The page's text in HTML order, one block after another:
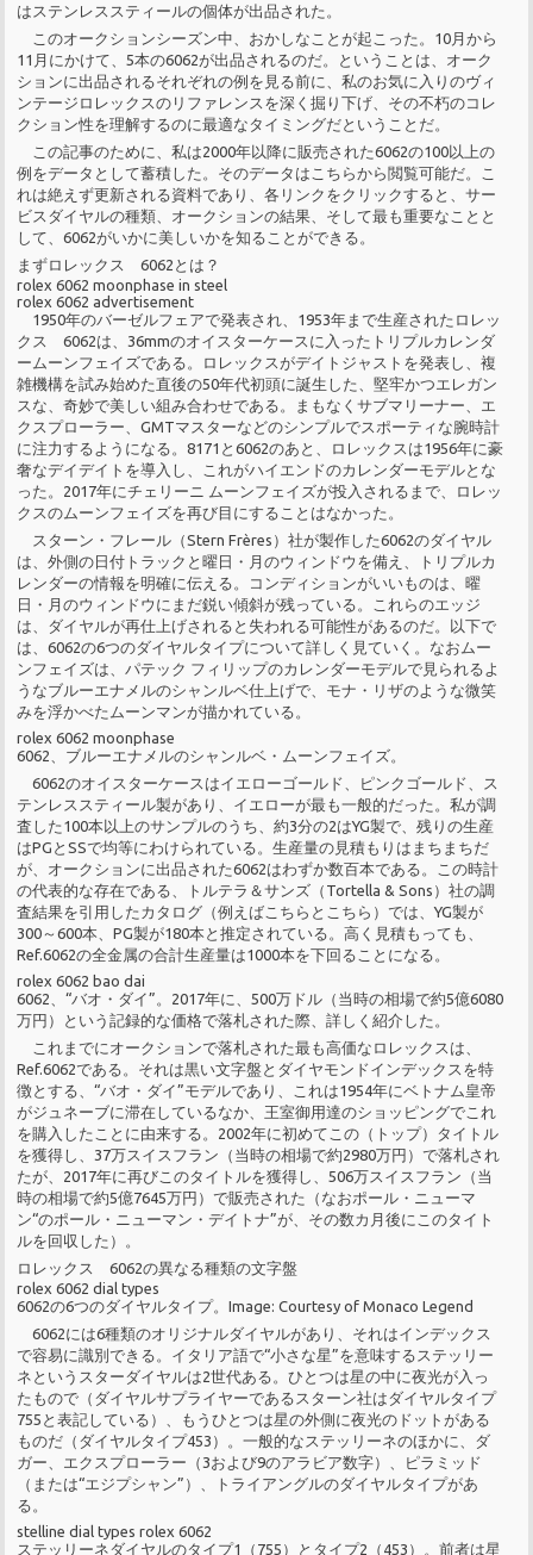
はステンレススティールの個体が出品された。
このオークションシーズン中、おかしなことが起こった。10月から
11月にかけて、5本の6062が出品されるのだ。ということは、オーク
ションに出品されるそれぞれの例を見る前に、私のお気に入りのヴィ
ンテージロレックスのリファレンスを深く掘り下げ、その不朽のコレ
クション性を理解するのに最適なタイミングだということだ。
この記事のために、私は2000年以降に販売された6062の100以上の
例をデータとして蓄積した。そのデータはこちらから閲覧可能だ。こ
れは絶えず更新される資料であり、各リンクをクリックすると、サー
ビスダイヤルの種類、オークションの結果、そして最も重要なことと
して、6062がいかに美しいかを知ることができる。
まずロレックス 6062とは？
rolex 6062 moonphase in steel
rolex 6062 advertisement
1950年のバーゼルフェアで発表され、1953年まで生産されたロレッ
クス 6062は、36mmのオイスターケースに入ったトリプルカレンダ
ームーンフェイズである。ロレックスがデイトジャストを発表し、複
雑機構を試み始めた直後の50年代初頭に誕生した、堅牢かつエレガン
スな、奇妙で美しい組み合わせである。まもなくサブマリーナー、エ
クスプローラー、GMTマスターなどのシンプルでスポーティな腕時計
に注力するようになる。8171と6062のあと、ロレックスは1956年に豪
奢なデイデイトを導入し、これがハイエンドのカレンダーモデルとな
った。2017年にチェリーニ ムーンフェイズが投入されるまで、ロレッ
クスのムーンフェイズを再び目にすることはなかった。
スターン・フレール（Stern Frères）社が製作した6062のダイヤル
は、外側の日付トラックと曜日・月のウィンドウを備え、トリプルカ
レンダーの情報を明確に伝える。コンディションがいいものは、曜
日・月のウィンドウにまだ鋭い傾斜が残っている。これらのエッジ
は、ダイヤルが再仕上げされると失われる可能性があるのだ。以下で
は、6062の6つのダイヤルタイプについて詳しく見ていく。なおムー
ンフェイズは、パテック フィリップのカレンダーモデルで見られるよ
うなブルーエナメルのシャンルベ仕上げで、モナ・リザのような微笑
みを浮かべたムーンマンが描かれている。
rolex 6062 moonphase
6062、ブルーエナメルのシャンルベ・ムーンフェイズ。
6062のオイスターケースはイエローゴールド、ピンクゴールド、ス
テンレススティール製があり、イエローが最も一般的だった。私が調
査した100本以上のサンプルのうち、約3分の2はYG製で、残りの生産
はPGとSSで均等にわけられている。生産量の見積もりはまちまちだ
が、オークションに出品された6062はわずか数百本である。この時計
の代表的な存在である、トルテラ＆サンズ（Tortella & Sons）社の調
査結果を引用したカタログ（例えばこちらとこちら）では、YG製が
300～600本、PG製が180本と推定されている。高く見積もっても、
Ref.6062の全金属の合計生産量は1000本を下回ることになる。
rolex 6062 bao dai
6062、“バオ・ダイ”。2017年に、500万ドル（当時の相場で約5億6080
万円）という記録的な価格で落札された際、詳しく紹介した。
これまでにオークションで落札された最も高価なロレックスは、
Ref.6062である。それは黒い文字盤とダイヤモンドインデックスを特
徴とする、“バオ・ダイ”モデルであり、これは1954年にベトナム皇帝
がジュネーブに滞在しているなか、王室御用達のショッピングでこれ
を購入したことに由来する。2002年に初めてこの（トップ）タイトル
を獲得し、37万スイスフラン（当時の相場で約2980万円）で落札され
たが、2017年に再びこのタイトルを獲得し、506万スイスフラン（当
時の相場で約5億7645万円）で販売された（なおポール・ニューマ
ン“のポール・ニューマン・デイトナ”が、その数カ月後にこのタイト
ルを回収した）。
ロレックス 6062の異なる種類の文字盤
rolex 6062 dial types
6062の6つのダイヤルタイプ。Image: Courtesy of Monaco Legend
6062には6種類のオリジナルダイヤルがあり、それはインデックス
で容易に識別できる。イタリア語で“小さな星”を意味するステッリー
ネというスターダイヤルは2世代ある。ひとつは星の中に夜光が入っ
たもので（ダイヤルサプライヤーであるスターン社はダイヤルタイプ
755と表記している）、もうひとつは星の外側に夜光のドットがある
ものだ（ダイヤルタイプ453）。一般的なステッリーネのほかに、ダ
ガー、エクスプローラー（3および9のアラビア数字）、ピラミッド
（または“エジプシャン”）、トライアングルのダイヤルタイプがあ
る。
stelline dial types rolex 6062
ステッリーネダイヤルのタイプ1（755）とタイプ2（453）。前者は星